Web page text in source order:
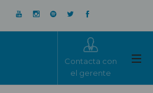
Contacta con
el gerente